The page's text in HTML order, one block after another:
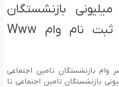
ثبت نام وام ۵۰ میلیونی بازنشستگان
تامین اجتماعی تا ثبت نام وام Www
بازنشستگان تامین اجتماعی
از ثبت نام وام ۵۰ میلیونی بازنشستگان تامین اجتماعی تا